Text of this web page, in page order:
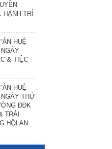
HẠNH TRÍ
HUỆ
NGÀY
& TIỆC
HUỆ
NGÀY THỨ
ĐĐK
TRẢI
HỘI AN